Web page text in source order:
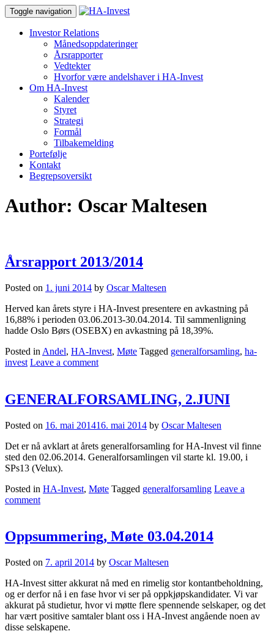
Toggle navigation
Investor Relations
Månedsoppdateringer
Årsrapporter
Vedtekter
Hvorfor være andelshaver i HA-Invest
Om HA-Invest
Kalender
Styret
Strategi
Formål
Tilbakemelding
Portefølje
Kontakt
Begrepsoversikt
Author: Oscar Maltesen
Årsrapport 2013/2014
Posted on 1. juni 2014 by Oscar Maltesen
​​Herved kan årets styre i HA-Invest presentere en avkastning på
16,88% i perioden 03.06.2013-30.04.2014. Til sammenligning
hadde Oslo Børs (OSEBX) en avkastning på 18,39%.
Posted in Andel, HA-Invest, Møte Tagged generalforsamling, ha-
invest Leave a comment
GENERALFORSAMLING, 2.JUNI
Posted on 16. mai 201416. mai 2014 by Oscar Maltesen
Det er nå avklart at årets generalforsamling for HA-Invest vil finne
sted den 02.06.2014. Generalforsamlingen vil starte kl. 19.00, i
SPs13 (Velux).
Posted in HA-Invest, Møte Tagged generalforsamling Leave a
comment
Oppsummering, Møte 03.04.2014
Posted on 7. april 2014 by Oscar Maltesen
HA-Invest sitter akkurat nå med en rimelig stor kontantbeholdning,
og er derfor nå i en fase hvor vi ser på oppkjøpskandidater. Vi var
akkurat på studietur, hvor vi møtte flere spennende selskaper, og det
har vært positive samtaler blant oss i HA-Invest angående noen av
disse selskapene.